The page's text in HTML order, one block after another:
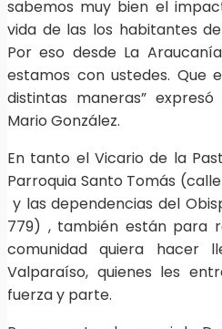
sabemos muy bien el
vida de las los habitantes
Por eso desde La
estamos con ustedes. Que
distintas maneras”
Mario González.
En tanto el Vicario de la
Parroquia Santo Tomás
y las dependencias del
779) , también están para
comunidad quiera hacer
Valparaíso, quienes les
fuerza y parte.